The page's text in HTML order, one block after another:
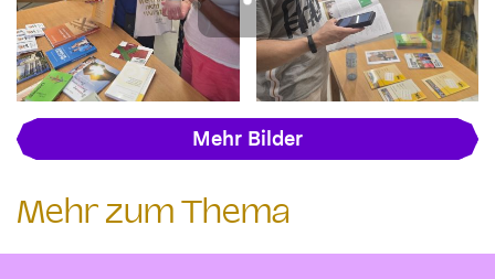
Mehr Bilder
Mehr zum Thema